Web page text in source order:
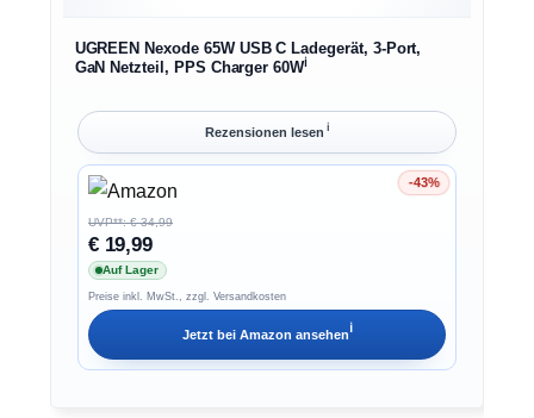
UGREEN Nexode 65W USB C Ladegerät, 3-Port,
GaN Netzteil, PPS Charger 60Wℹ︎
Rezensionen lesen ℹ︎
-43%
Ersparnis 43%
UVP**: € 34,99
€ 19,99
Auf Lager
Preise inkl. MwSt., zzgl. Versandkosten
Jetzt bei Amazon ansehenℹ︎